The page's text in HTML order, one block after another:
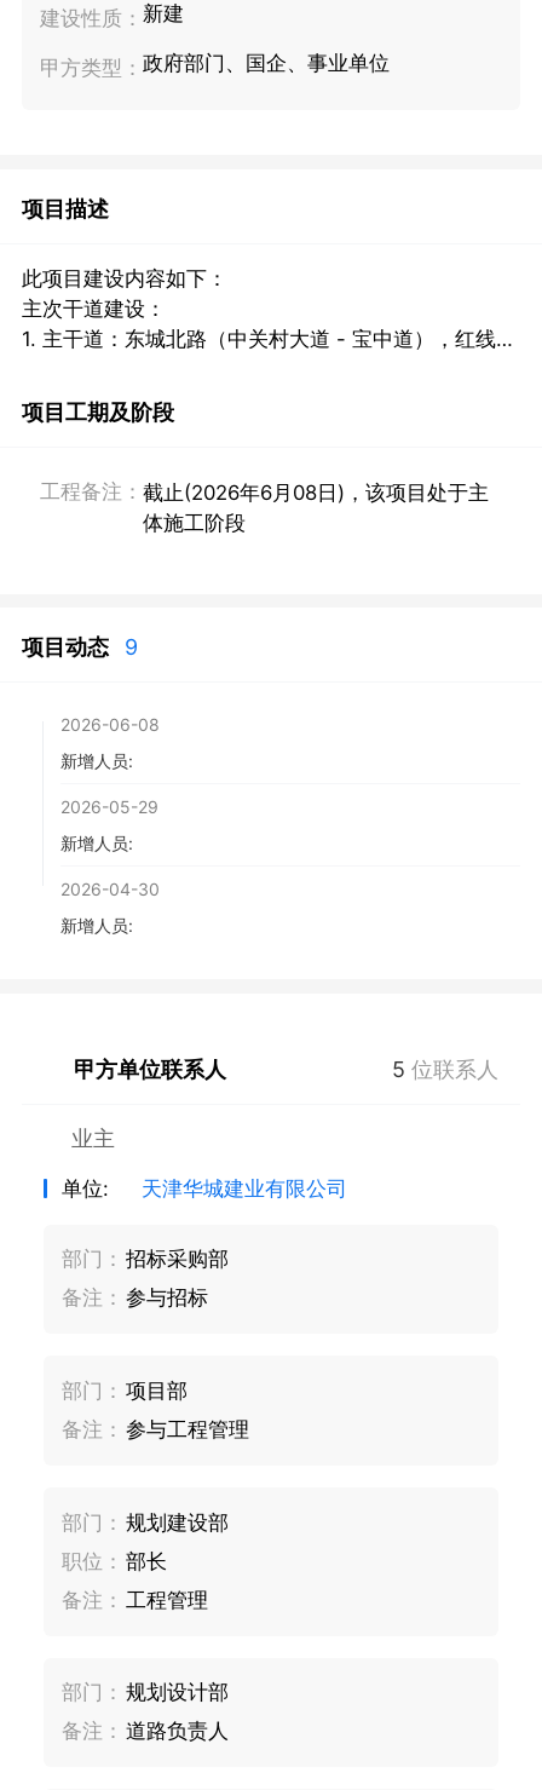
建设性质： 新建
甲方类型： 政府部门、国企、事业单位
项目描述
此项目建设内容如下：
主次干道建设：
1. 主干道：东城北路（中关村大道 - 宝中道），红线宽
项目工期及阶段
工程备注： 截止(2026年6月08日)，该项目处于主
体施工阶段
项目动态 9
2026-06-08
新增人员:
2026-05-29
新增人员:
2026-04-30
新增人员:
甲方单位联系人 5 位联系人
业主
单位: 天津华城建业有限公司
部门： 招标采购部
备注： 参与招标
部门： 项目部
备注： 参与工程管理
部门： 规划建设部
职位： 部长
备注： 工程管理
部门： 规划设计部
备注： 道路负责人